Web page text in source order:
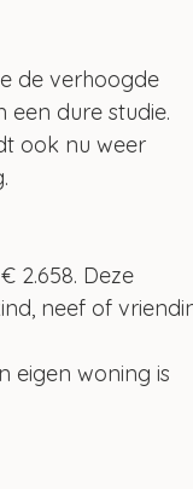
de verhoogde
dure studie.
ook nu weer
2.658. Deze
neef of
eigen woning is